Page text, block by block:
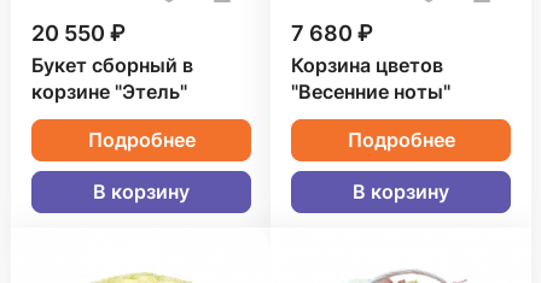
20 550 ₽
Букет сборный в
корзине "Этель"
Подробнее
В корзину
7 680 ₽
Корзина цветов
"Весенние ноты"
Подробнее
В корзину